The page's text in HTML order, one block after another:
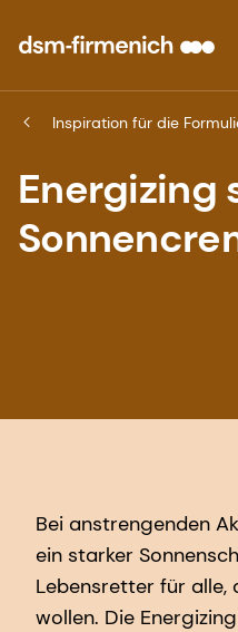
Inspiration für die
Energizing
Bei anstrengenden
ein starker
Lebensretter für alle,
wollen. Die